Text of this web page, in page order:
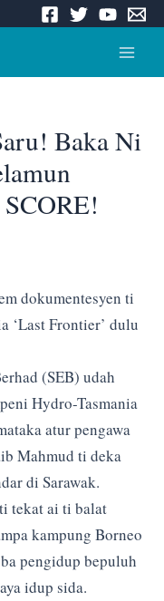
Baka Ni
dokumentesyen ti
‘Last Frontier’ dulu
(SEB) udah
Hydro-Tasmania
atur pengawa
Mahmud ti deka
di Sarawak.
tekat ai ti balat
kampung Borneo
pengidup bepuluh
idup sida.